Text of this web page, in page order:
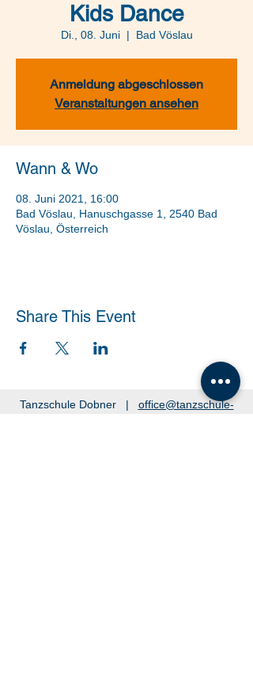
Kids Dance
Di., 08. Juni
  |
Bad Vöslau
Anmeldung abgeschlossen
Veranstaltungen ansehen
Wann & Wo
08. Juni 2021, 16:00
Bad Vöslau, Hanuschgasse 1, 2540 Bad
Vöslau, Österreich
Share This Event
Tanzschule Dobner | office@tanzschule-